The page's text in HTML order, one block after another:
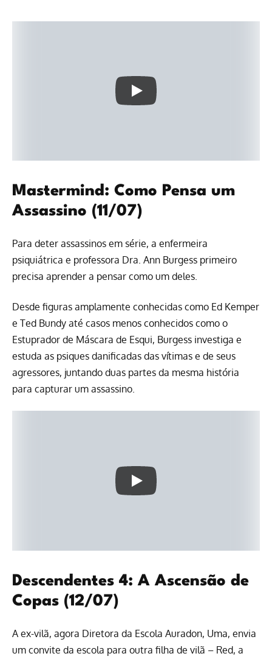
Mastermind: Como Pensa um
Assassino (11/07)
Para deter assassinos em série, a enfermeira
psiquiátrica e professora Dra. Ann Burgess primeiro
precisa aprender a pensar como um deles.
Desde figuras amplamente conhecidas como Ed Kemper
e Ted Bundy até casos menos conhecidos como o
Estuprador de Máscara de Esqui, Burgess investiga e
estuda as psiques danificadas das vítimas e de seus
agressores, juntando duas partes da mesma história
para capturar um assassino.
Descendentes 4: A Ascensão de
Copas (12/07)
A ex-vilã, agora Diretora da Escola Auradon, Uma, envia
um convite da escola para outra filha de vilã – Red, a